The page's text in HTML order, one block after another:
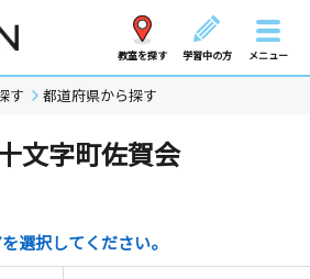
教室を探す 学習中の方 メニュー
す 都道府県から探す
文字町佐賀会
選択してください。